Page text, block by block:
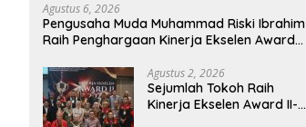
Agustus 6, 2026
Pengusaha Muda Muhammad Riski Ibrahim
Raih Penghargaan Kinerja Ekselen Award
Agustus 2, 2026
Sejumlah Tokoh Raih
Kinerja Ekselen Award II-